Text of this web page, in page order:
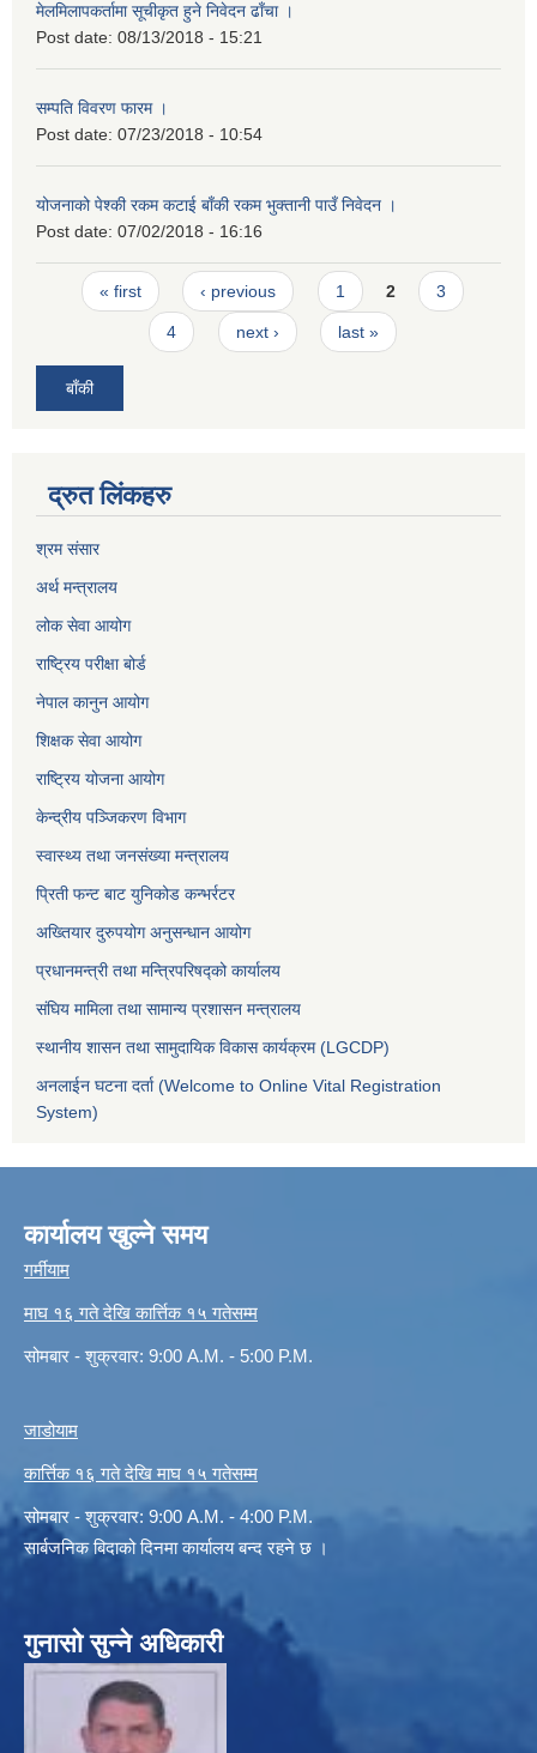
मेलमिलापकर्तामा सूचीकृत हुने निवेदन ढाँचा ।
Post date: 08/13/2018 - 15:21
सम्पति विवरण फारम ।
Post date: 07/23/2018 - 10:54
योजनाको पेश्की रकम कटाई बाँकी रकम भुक्तानी पाउँ निवेदन ।
Post date: 07/02/2018 - 16:16
Pages
« first ‹ previous 1 2 3
4 next › last »
बाँकी
द्रुत लिंकहरु
श्रम संसार
अर्थ मन्त्रालय
लोक सेवा आयोग
राष्ट्रिय परीक्षा बोर्ड
नेपाल कानुन आयोग
शिक्षक सेवा आयोग
राष्ट्रिय योजना आयोग
केन्द्रीय पञ्जिकरण विभाग
स्वास्थ्य तथा जनसंख्या मन्त्रालय
प्रिती फन्ट बाट युनिकोड कन्भर्रटर
अख्तियार दुरुपयोग अनुसन्धान आयोग
प्रधानमन्त्री तथा मन्त्रिपरिषद्को कार्यालय
संघिय मामिला तथा सामान्य प्रशासन मन्त्रालय
स्थानीय शासन तथा सामुदायिक विकास कार्यक्रम (LGCDP)
अनलाईन घटना दर्ता (Welcome to Online Vital Registration
System)
कार्यालय खुल्ने समय
गर्मीयाम
माघ १६ गते देखि कार्त्तिक १५ गतेसम्म
सोमबार - शुक्रवार: 9:00 A.M. - 5:00 P.M.
जाडोयाम
कार्त्तिक १६ गते देखि माघ १५ गतेसम्म
सोमबार - शुक्रवार: 9:00 A.M. - 4:00 P.M.
सार्बजनिक बिदाको दिनमा कार्यालय बन्द रहने छ ।
गुनासो सुन्ने अधिकारी